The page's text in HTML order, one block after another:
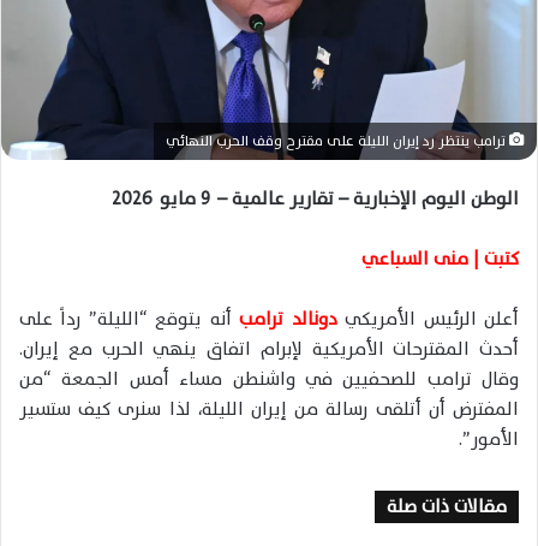
ت
و
ي
ترامب ينتظر رد إيران الليلة على مقترح وقف الحرب النهائي
الوطن اليوم الإخبارية – تقارير عالمية – 9 مايو 2026
كتبت | منى السباعي
أعلن الرئيس الأمريكيدونالد ترامبأنه يتوقع “الليلة” رداً على
أحدث المقترحات الأمريكية لإبرام اتفاق ينهي الحرب مع إيران.
وقال ترامب للصحفيين في واشنطن مساء أمس الجمعة “من
المفترض أن أتلقى رسالة من إيران الليلة، لذا سنرى كيف ستسير
الأمور”.
مقالات ذات صلة